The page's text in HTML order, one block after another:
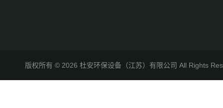
版权所有 © 2026 杜安环保设备（江苏）有限公司 All Rights